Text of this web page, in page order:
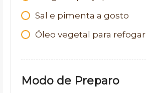
Sal e pimenta a gosto
Óleo vegetal para refogar
Modo de Preparo